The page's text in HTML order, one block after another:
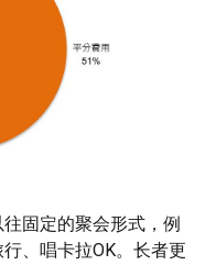
固定的聚会形式，例
、唱卡拉OK。长者更